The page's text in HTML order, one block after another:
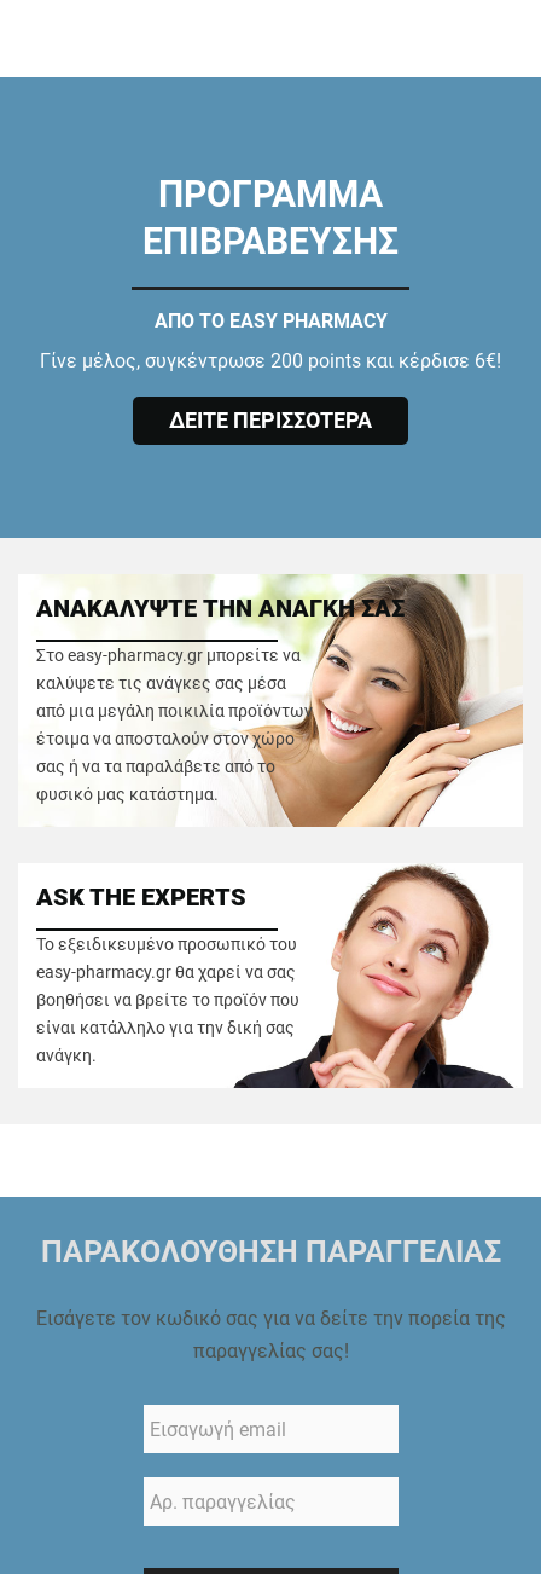
ΠΡΟΓΡΑΜΜΑ
ΕΠΙΒΡΑΒΕΥΣΗΣ
ΑΠΟ ΤΟ EASY PHARMACY
Γίνε μέλος, συγκέντρωσε 200 points και κέρδισε 6€!
ΔΕΙΤΕ ΠΕΡΙΣΣΟΤΕΡΑ
ΑΝΑΚΑΛΥΨΤΕ ΤΗΝ ΑΝΑΓΚΗ ΣΑΣ
Στο easy-pharmacy.gr μπορείτε να
καλύψετε τις ανάγκες σας μέσα
από μια μεγάλη ποικιλία προϊόντων
έτοιμα να αποσταλούν στον χώρο
σας ή να τα παραλάβετε από το
φυσικό μας κατάστημα.
ASK THE EXPERTS
Το εξειδικευμένο προσωπικό του
easy-pharmacy.gr θα χαρεί να σας
βοηθήσει να βρείτε το προϊόν που
είναι κατάλληλο για την δική σας
ανάγκη.
ΠΑΡΑΚΟΛΟΥΘΗΣΗ ΠΑΡΑΓΓΕΛΙΑΣ
Εισάγετε τον κωδικό σας για να δείτε την πορεία της
παραγγελίας σας!